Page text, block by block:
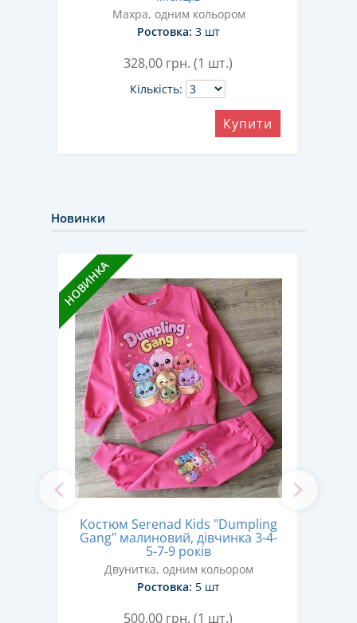
Махра, одним кольором
Ростовка: 3 шт
328,00 грн. (1 шт.)
Кількість:
Купити
Новинки
НОВИНКА
Костюм Serenad Kids "Dumpling
Gang" малиновий, дівчинка 3-4-
5-7-9 років
Двунитка, одним кольором
Ростовка: 5 шт
500,00 грн. (1 шт.)